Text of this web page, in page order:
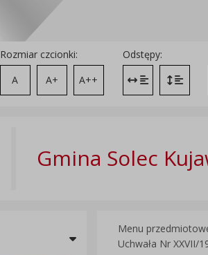
Rozmiar czcionki:
A
A+ A++
Odstępy:
Zmień odstęp
Zmień
Gmina Solec
Menu
Uchwała Nr XXVII/